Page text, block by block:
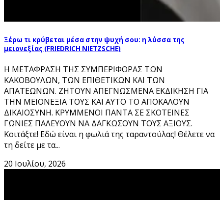
Ξέρω τι κρύβεται μέσα στην ψυχή σου: η λύσσα της
μειονεξίας (FRIEDRICH NIETZSCHE)
Η ΜΕΤΑΦΡΑΣΗ ΤΗΣ ΣΥΜΠΕΡΙΦΟΡΑΣ ΤΩΝ
ΚΑΚΟΒΟΥΛΩΝ, ΤΩΝ ΕΠΙΘΕΤΙΚΩΝ ΚΑΙ ΤΩΝ
ΑΠΑΤΕΩΝΩΝ. ΖΗΤΟΥΝ ΑΠΕΓΝΩΣΜΕΝΑ ΕΚΔΙΚΗΣΗ ΓΙΑ
ΤΗΝ ΜΕΙΟΝΕΞΙΑ ΤΟΥΣ ΚΑΙ ΑΥΤΟ ΤΟ ΑΠΟΚΑΛΟΥΝ
ΔΙΚΑΙΟΣΥΝΗ. ΚΡΥΜΜΕΝΟΙ ΠΑΝΤΑ ΣΕ ΣΚΟΤΕΙΝΕΣ
ΓΩΝΙΕΣ ΠΑΛΕΥΟΥΝ ΝΑ ΔΑΓΚΩΣΟΥΝ ΤΟΥΣ ΑΞΙΟΥΣ.
Κοιτάξτε! Eδώ είναι η φωλιά της ταραντούλας! Θέλετε να
τη δείτε με τα...
20 Ιουλίου, 2026